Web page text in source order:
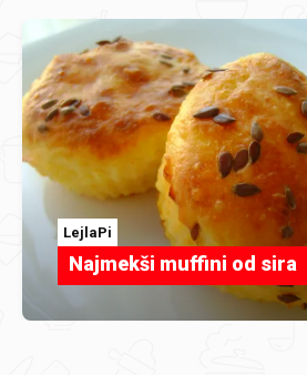
LejlaPi
Najmekši muffini od sira